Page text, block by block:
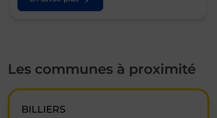
Les communes à proximité
BILLIERS